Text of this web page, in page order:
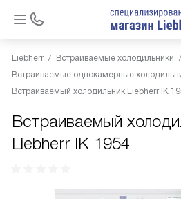
Liebherr
Встраиваемые холодильники
Встраиваемые однокамерные
Встраиваемый холодильник Liebherr IK
Встраиваемый
Liebherr IK 1954